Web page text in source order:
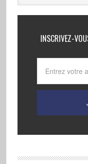
INSCRIVEZ-